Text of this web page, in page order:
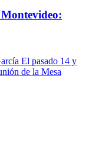
Montevideo:
El pasado 14 y
de la Mesa